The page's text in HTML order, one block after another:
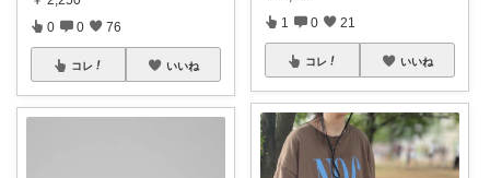
0 0 76
コレ いいね
1 0 21
コレ いいね